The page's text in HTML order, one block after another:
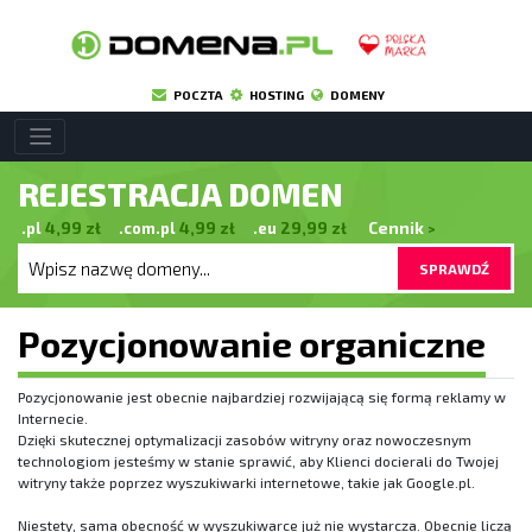
POCZTA HOSTING DOMENY
REJESTRACJA DOMEN
.pl4,99 zł .com.pl4,99 zł .eu 29,99 zł Cennik >
SPRAWDŹ
Pozycjonowanie organiczne
Pozycjonowanie jest obecnie najbardziej rozwijającą się formą reklamy w
Internecie.
Dzięki skutecznej optymalizacji zasobów witryny oraz nowoczesnym
technologiom jesteśmy w stanie sprawić, aby Klienci docierali do Twojej
witryny także poprzez wyszukiwarki internetowe, takie jak Google.pl.
Niestety, sama obecność w wyszukiwarce już nie wystarcza. Obecnie liczą